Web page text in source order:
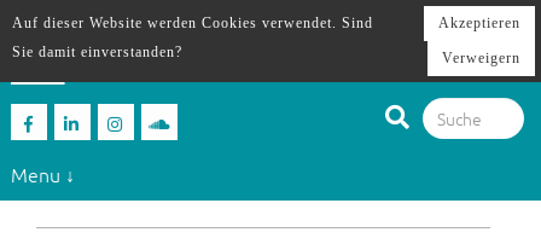
Menu ↓
Auf dieser Website werden Cookies verwendet. Sind
Sie damit einverstanden?
Akzeptieren
Verweigern